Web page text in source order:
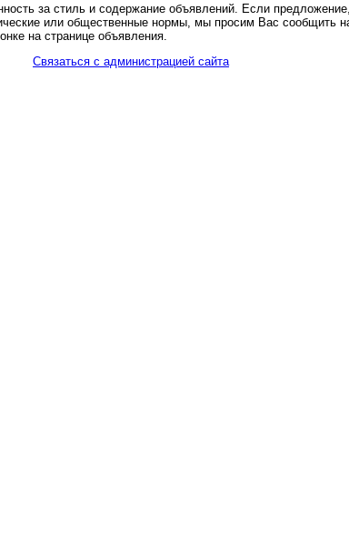
за стиль и содержание объявлений. Если
или общественные нормы, мы просим Вас сообщить
на странице объявления.
Связаться с администрацией сайта